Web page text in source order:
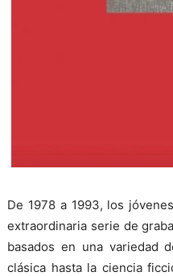
De 1978 a 1993, los
extraordinaria serie de
basados en una variedad
clásica hasta la ciencia